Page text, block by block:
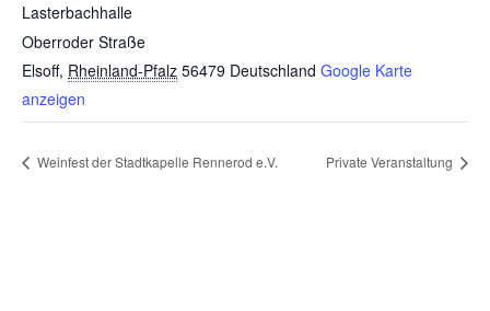
Lasterbachhalle
Oberroder Straße
Elsoff, Rheinland-Pfalz 56479 Deutschland Google Karte
anzeigen
Weinfest der Stadtkapelle Rennerod e.V. Private Veranstaltung